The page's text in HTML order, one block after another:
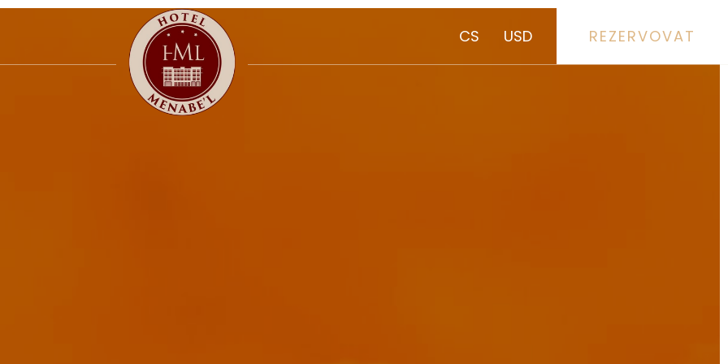
CS USD REZERVOVAT